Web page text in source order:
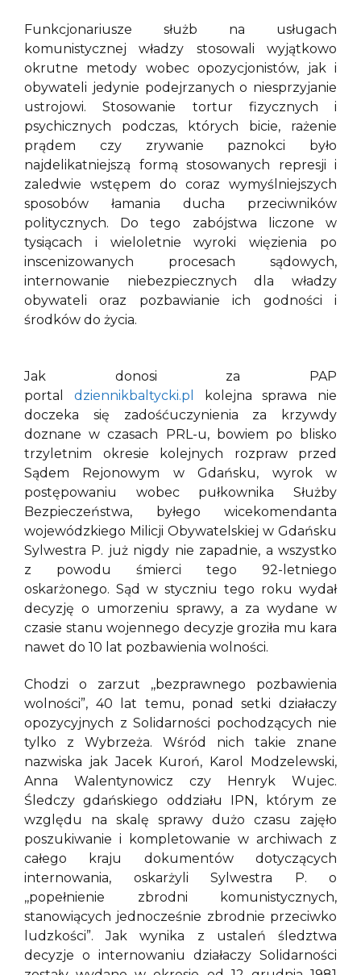
Funkcjonariusze służb na usługach
komunistycznej władzy stosowali wyjątkowo
okrutne metody wobec opozycjonistów, jak i
obywateli jedynie podejrzanych o niesprzyjanie
ustrojowi. Stosowanie tortur fizycznych i
psychicznych podczas, których bicie, rażenie
prądem czy zrywanie paznokci było
najdelikatniejszą formą stosowanych represji i
zaledwie wstępem do coraz wymyślniejszych
sposobów łamania ducha przeciwników
politycznych. Do tego zabójstwa liczone w
tysiącach i wieloletnie wyroki więzienia po
inscenizowanych procesach sądowych,
internowanie niebezpiecznych dla władzy
obywateli oraz pozbawianie ich godności i
środków do życia.
Jak donosi za PAP
portal dziennikbaltycki.pl
kolejna sprawa nie
doczeka się zadośćuczynienia za krzywdy
doznane w czasach PRL-u, bowiem po blisko
trzyletnim okresie kolejnych rozpraw przed
Sądem Rejonowym w Gdańsku, wyrok w
postępowaniu wobec pułkownika Służby
Bezpieczeństwa, byłego wicekomendanta
wojewódzkiego Milicji Obywatelskiej w Gdańsku
Sylwestra P. już nigdy nie zapadnie, a wszystko
z powodu śmierci tego 92-letniego
oskarżonego. Sąd w styczniu tego roku wydał
decyzję o umorzeniu sprawy, a za wydane w
czasie stanu wojennego decyzje groziła mu kara
nawet do 10 lat pozbawienia wolności.
Chodzi o zarzut ,,bezprawnego pozbawienia
wolności”, 40 lat temu, ponad setki działaczy
opozycyjnych z Solidarności pochodzących nie
tylko z Wybrzeża. Wśród nich takie znane
nazwiska jak Jacek Kuroń, Karol Modzelewski,
Anna Walentynowicz czy Henryk Wujec.
Śledczy gdańskiego oddziału IPN, którym ze
względu na skalę sprawy dużo czasu zajęło
poszukiwanie i kompletowanie w archiwach z
całego kraju dokumentów dotyczących
internowania, oskarżyli Sylwestra P. o
,,popełnienie zbrodni komunistycznych,
stanowiących jednocześnie zbrodnie przeciwko
ludzkości”. Jak wynika z ustaleń śledztwa
decyzje o internowaniu działaczy Solidarności